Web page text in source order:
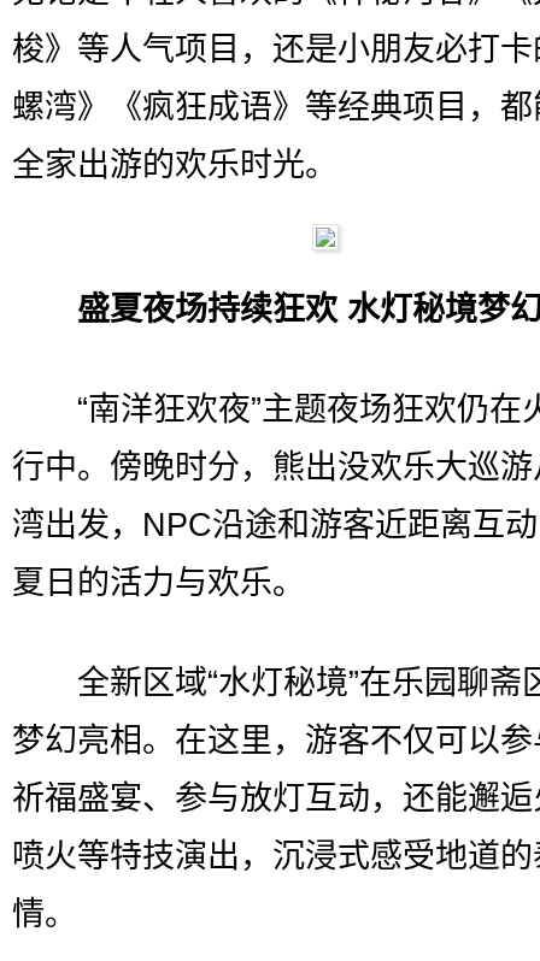
梭》等人气项目，还是小朋友必打
螺湾》《疯狂成语》等经典项目，
全家出游的欢乐时光。
盛夏夜场持续狂欢 水灯秘境梦
“南洋狂欢夜”主题夜场狂欢仍在
行中。傍晚时分，熊出没欢乐大巡
湾出发，NPC沿途和游客近距离互
夏日的活力与欢乐。
全新区域“水灯秘境”在乐园聊斋
梦幻亮相。在这里，游客不仅可以
祈福盛宴、参与放灯互动，还能邂
喷火等特技演出，沉浸式感受地道
情。